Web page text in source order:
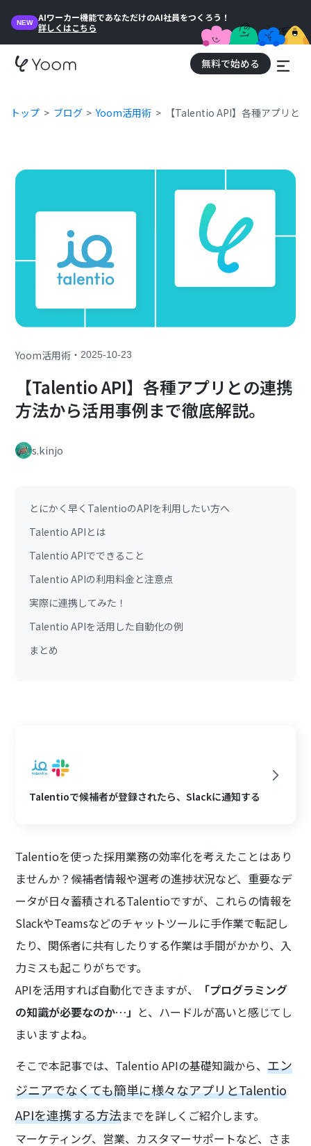
NEW
AIワーカー機能であなただけのAI社員をつくろう！
詳しくはこちら
無料で始める
トップ ブログ Yoom活用術 【Talentio API】各種アプリと
Yoom活用術 ・2025-10-23
【Talentio API】各種アプリとの連携
方法から活用事例まで徹底解説。
s.kinjo
とにかく早くTalentioのAPIを利用したい方へ
Talentio APIとは
Talentio APIでできること
Talentio APIの利用料金と注意点
実際に連携してみた！
Talentio APIを活用した自動化の例
まとめ
Talentioで候補者が登録されたら、Slackに通知する
Talentioを使った採用業務の効率化を考えたことはあり
ませんか？候補者情報や選考の進捗状況など、重要なデ
ータが日々蓄積されるTalentioですが、これらの情報を
SlackやTeamsなどのチャットツールに手作業で転記し
たり、関係者に共有したりする作業は手間がかかり、入
力ミスも起こりがちです。
APIを活用すれば自動化できますが、
「プログラミング
の知識が必要なのか…」 と、ハードルが高いと感じてし
まいますよね。
そこで本記事では、Talentio APIの基礎知識から、エン
ジニアでなくても簡単に様々なアプリとTalentio
APIを連携する方法までを詳しくご紹介します。
マーケティング、営業、カスタマーサポートなど、さま